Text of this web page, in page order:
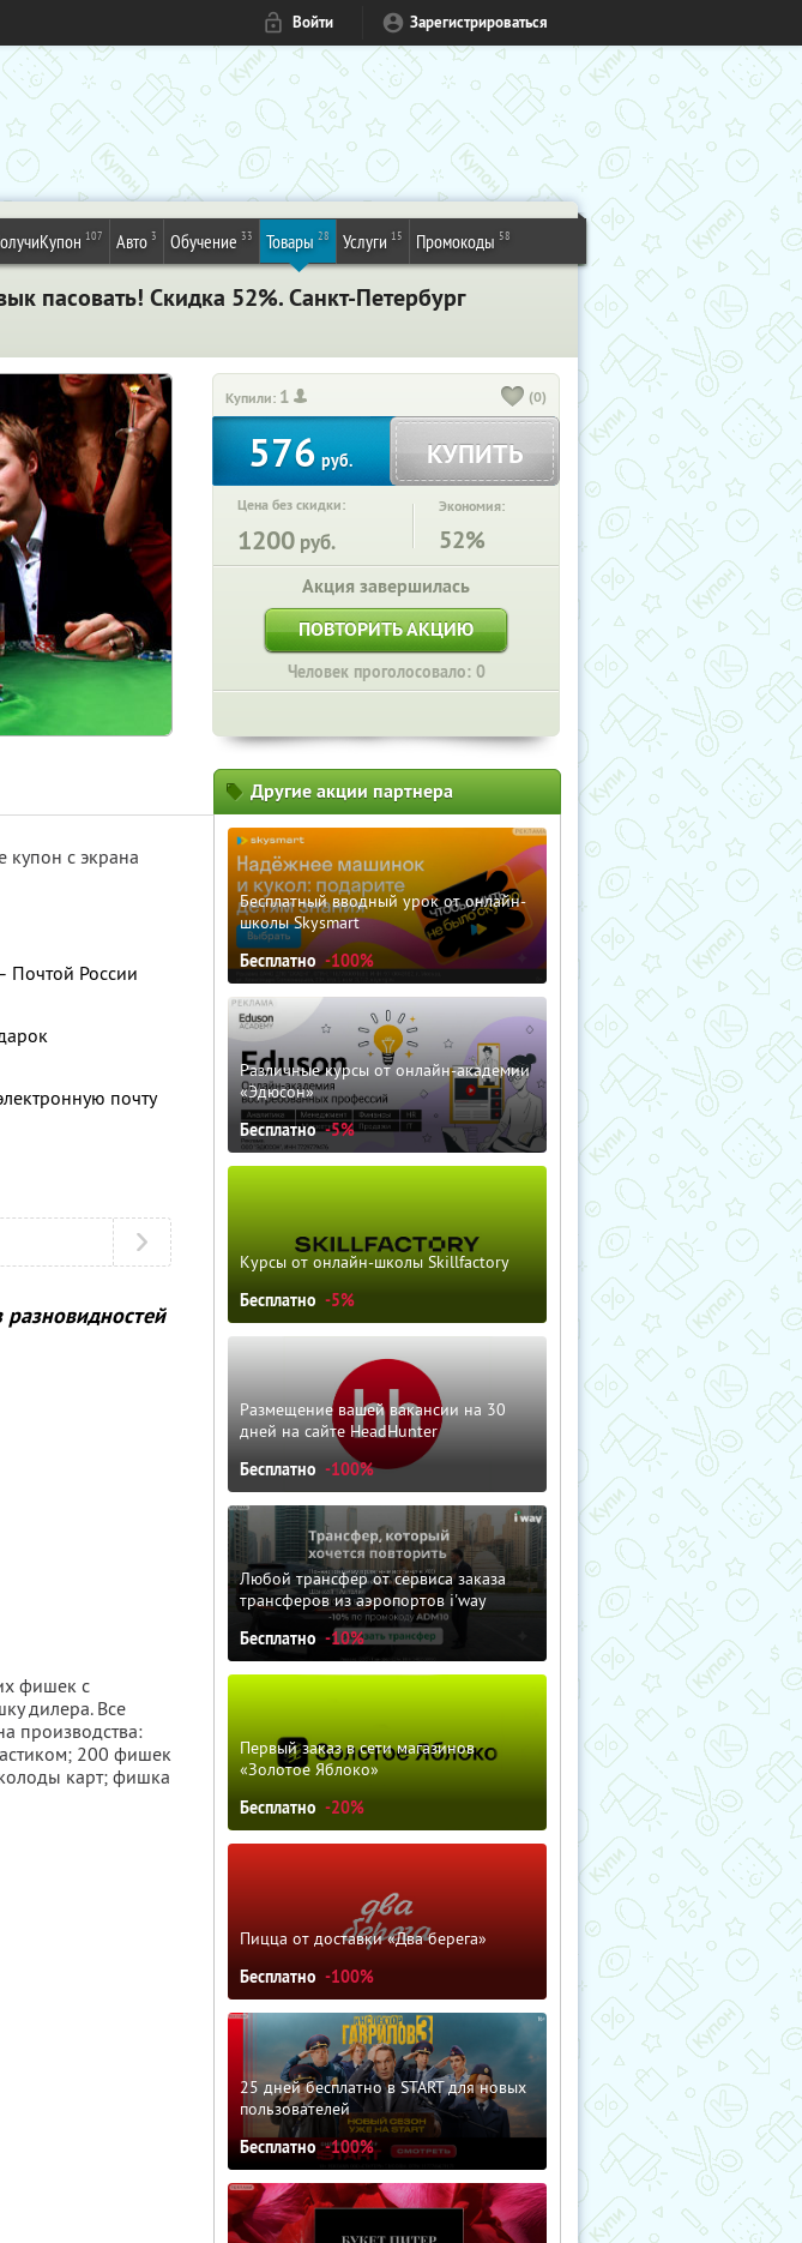
Войти Зарегистрироваться
107 Авто 3 Обучение 33 Товары 28 Услуги 15 Промокоды 58
пасовать! Скидка 52%. Санкт-Петербург
Купили: 1 (0)
576 руб. КУПИТЬ
Цена без скидки:
1200 руб.
Экономия:
52%
Акция завершилась
ПОВТОРИТЬ АКЦИЮ
Человек проголосовало: 0
купон с экрана
Почтой России
почту
фишек с
дилера. Все
производства:
200 фишек
карт; фишка
Другие акции партнера
Бесплатный вводный урок от онлайн-
школы Skysmart
Бесплатно -100%
Различные курсы от онлайн-академии
«Эдюсон»
Бесплатно -5%
Курсы от онлайн-школы Skillfactory
Бесплатно -5%
Размещение вашей вакансии на 30
дней на сайте HeadHunter
Бесплатно -100%
Любой трансфер от сервиса заказа
трансферов из аэропортов i'way
Бесплатно -10%
Первый заказ в сети магазинов
«Золотое Яблоко»
Бесплатно -20%
Пицца от доставки «Два берега»
Бесплатно -100%
25 дней бесплатно в START для новых
пользователей
Бесплатно -100%